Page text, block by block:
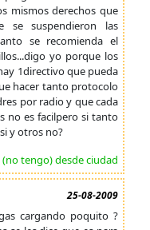
mismos derechos que
suspendieron las
se recomienda el
yo porque los
1directivo que pueda
hacer tanto protocolo
por radio y que cada
no es facilpero si tanto
y otros no?
tengo) desde ciudad
25-08-2009
cargando poquito ?